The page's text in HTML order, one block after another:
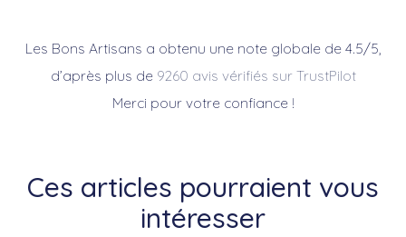
Les Bons Artisans a obtenu une note globale de 4.5/5,
d’après plus de 9260 avis vérifiés sur TrustPilot
Merci pour votre confiance !
Ces articles pourraient vous
intéresser